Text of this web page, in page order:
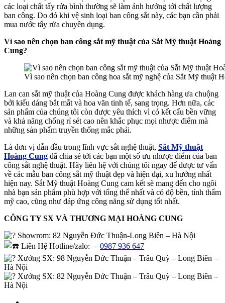
các loại chất tẩy rửa bình thường sẽ làm ảnh hưởng tới chất lượng
ban công. Do đó khi vệ sinh loại ban công sắt này, các bạn cần phải
mua nước tẩy rửa chuyên dụng.
Vì sao nên chọn ban công sắt mỹ thuật của Sắt Mỹ thuật Hoàng
Cung?
Vì sao nên chọn ban công hoa sắt mỹ nghệ của Sắt Mỹ thuật
Lan can sắt mỹ thuật của Hoàng Cung được khách hàng ưa chuộng
bởi kiểu dáng bắt mắt và hoa văn tinh tế, sang trọng. Hơn nữa, các
sản phẩm của chúng tôi còn được yêu thích vì có kết cấu bền vững
và khả năng chống rỉ sét cao nên khắc phục mọi nhược điểm mà
những sản phẩm truyền thống mắc phải.
Là đơn vị dẫn đầu trong lĩnh vực sắt nghệ thuật, Sắt Mỹ thuật
Hoàng Cung đã chia sẻ tới các bạn một số ưu nhược điểm của ban
công sắt nghệ thuật. Hãy liên hệ với chúng tôi ngay để được tư vấn
về các mẫu ban công sắt mỹ thuật đẹp và hiện đại, xu hướng nhất
hiện nay. Sắt Mỹ thuật Hoàng Cung cam kết sẽ mang đến cho ngôi
nhà bạn sản phẩm phù hợp với tổng thể nhất và có độ bền, tính thẩm
mỹ cao, cũng như đáp ứng công năng sử dụng tốt nhất.
CÔNG TY SX VÀ THƯƠNG MẠI HOÀNG CUNG
Showrom: 82 Nguyễn Đức Thuận-Long Biên – Hà Nội
Liên Hệ Hotline/zalo: – 0987 936 647
Xưởng SX: 98 Nguyễn Đức Thuận – Trâu Quỳ – Long Biên –
Hà Nội
Xưởng SX: 82 Nguyễn Đức Thuận – Trâu Quỳ – Long Biên –
Hà Nội